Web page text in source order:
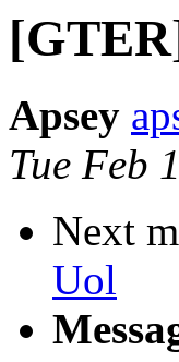
Apsey
Tue Feb
Next
Uol